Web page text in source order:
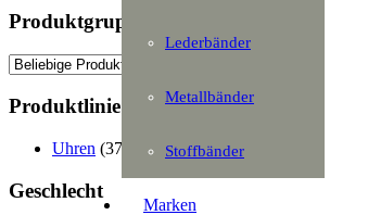
Lederbänder
Metallbänder
Stoffbänder
Marken
Produktgruppe
Produktlinie
Uhren (372)
Geschlecht